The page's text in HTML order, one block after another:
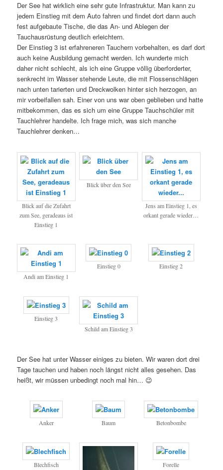
Der See hat wirklich eine sehr gute Infrastruktur. Man kann zu
jedem Einstieg mit dem Auto fahren und findet dort dann auch
fest aufgebaute Tische, die das An- und Ablegen der
Tauchausrüstung deutlich erleichtern.
Der Einstieg 3 ist erfahreneren Tauchern vorbehalten, es darf dort
auch keine Ausbildung gemacht werden. Ich wunderte mich
daher nicht schlecht, als ich eine Gruppe völlig überforderter,
senkrecht im Wasser stehende Leute, die mit Flossenschlägen
nach unten tarierten und Dreckwolken hinter sich herzogen, an
mir vorbeifallen sah. Einer von uns war oben geblieben und hatte
mitbekommen, das es sich um eine Gruppe Tauchschüler mit
Tauchlehrer handelte. Ich frage mich, was sich manche
Tauchlehrer denken…
Blick auf die Zufahrt
zum See, geradeaus ist
Einstieg 1
Blick über den See
Jens am Einstieg 1, es
orkant gerade wieder…
Andi am Einstieg 1
Einstieg 0 Einstieg 2
Einstieg 3
Schild am Einstieg 3
Der See hat unter Wasser einiges zu bieten. Wir waren dort drei
Tage tauchen und haben noch längst nicht alles gesehen. Das
heißt, wir müssen unbedingt noch mal hin… 😉
Anker Baum Betonbombe
Blechfisch Forelle